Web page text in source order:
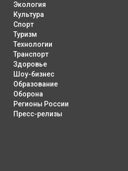
Экология
Культура
Спорт
Туризм
Технологии
Транспорт
Здоровье
Шоу-бизнес
Образование
Оборона
Регионы России
Пресс-релизы